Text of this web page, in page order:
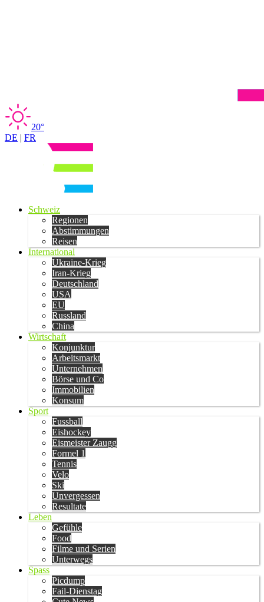
20°
DE | FR
Schweiz
Regionen
Abstimmungen
Reisen
International
Ukraine-Krieg
Iran-Krieg
Deutschland
USA
EU
Russland
China
Wirtschaft
Konjunktur
Arbeitsmarkt
Unternehmen
Börse und Co
Immobilien
Konsum
Sport
Fussball
Eishockey
Eismeister Zaugg
Formel 1
Tennis
Velo
Ski
Unvergessen
Resultate
Leben
Gefühle
Food
Filme und Serien
Unterwegs
Spass
Picdump
Fail-Dienstag